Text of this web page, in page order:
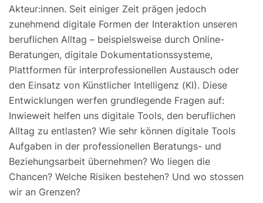
Akteur:innen. Seit einiger Zeit prägen jedoch
zunehmend digitale Formen der Interaktion unseren
beruflichen Alltag – beispielsweise durch Online-
Beratungen, digitale Dokumentationssysteme,
Plattformen für interprofessionellen Austausch oder
den Einsatz von Künstlicher Intelligenz (KI). Diese
Entwicklungen werfen grundlegende Fragen auf:
Inwieweit helfen uns digitale Tools, den beruflichen
Alltag zu entlasten? Wie sehr können digitale Tools
Aufgaben in der professionellen Beratungs- und
Beziehungsarbeit übernehmen? Wo liegen die
Chancen? Welche Risiken bestehen? Und wo stossen
wir an Grenzen?